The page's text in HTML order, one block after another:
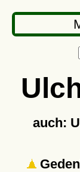
auch: